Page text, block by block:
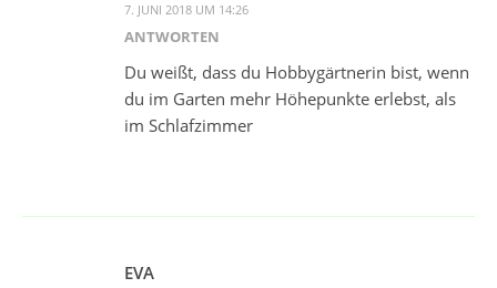
7. JUNI 2018 UM 14:26
ANTWORTEN
Du weißt, dass du Hobbygärtnerin bist, wenn
du im Garten mehr Höhepunkte erlebst, als
im Schlafzimmer
EVA